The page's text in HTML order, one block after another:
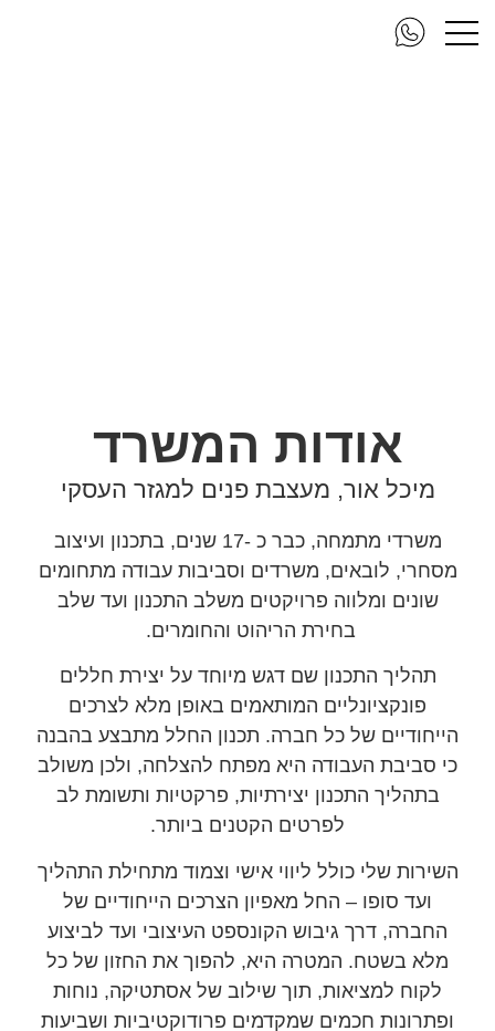
אודות המשרד
מיכל אור, מעצבת פנים למגזר העסקי
משרדי מתמחה, כבר כ -17 שנים, בתכנון ועיצוב
מסחרי, לובאים, משרדים וסביבות עבודה מתחומים
שונים ומלווה פרויקטים משלב התכנון ועד שלב
בחירת הריהוט והחומרים.
תהליך התכנון שם דגש מיוחד על יצירת חללים
פונקציונליים המותאמים באופן מלא לצרכים
הייחודיים של כל חברה. תכנון החלל מתבצע בהבנה
כי סביבת העבודה היא מפתח להצלחה, ולכן משולב
בתהליך התכנון יצירתיות, פרקטיות ותשומת לב
לפרטים הקטנים ביותר.
השירות שלי כולל ליווי אישי וצמוד מתחילת התהליך
ועד סופו – החל מאפיון הצרכים הייחודיים של
החברה, דרך גיבוש הקונספט העיצובי ועד לביצוע
מלא בשטח. המטרה היא, להפוך את החזון של כל
לקוח למציאות, תוך שילוב של אסתטיקה, נוחות
ופתרונות חכמים שמקדמים פרודוקטיביות ושביעות